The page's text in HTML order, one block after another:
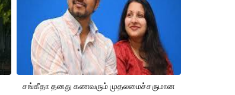
சங்கீதா தனது கணவரும் முதலமைச்சருமான